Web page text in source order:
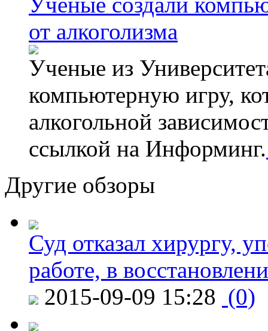
от алкоголизма
Ученые из
компьютерную игру,
алкогольной
ссылкой на Информинг.
Другие обзоры
Суд отказал хирургу,
работе, в
2015-09-09 15:28 (0)